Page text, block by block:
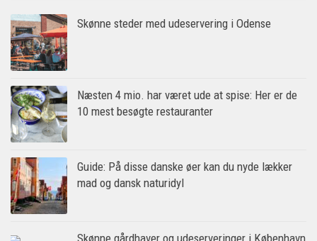
Skønne steder med udeservering i Odense
Næsten 4 mio. har været ude at spise: Her er de
10 mest besøgte restauranter
Guide: På disse danske øer kan du nyde lækker
mad og dansk naturidyl
Skønne gårdhaver og udeserveringer i København